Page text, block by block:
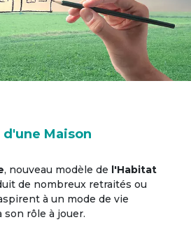
Maison
, nouveau modèle de l'Habitat
de nombreux retraités ou
à un mode de vie
rôle à jouer.